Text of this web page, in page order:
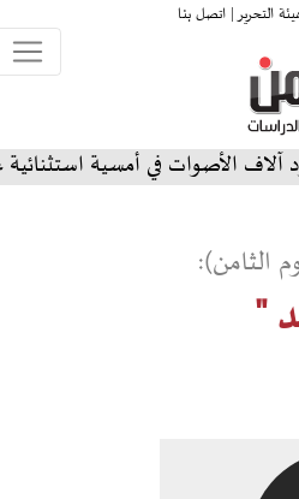
التحرير |اتصل بنا
استثنائية على المسرح
الثامن):
"